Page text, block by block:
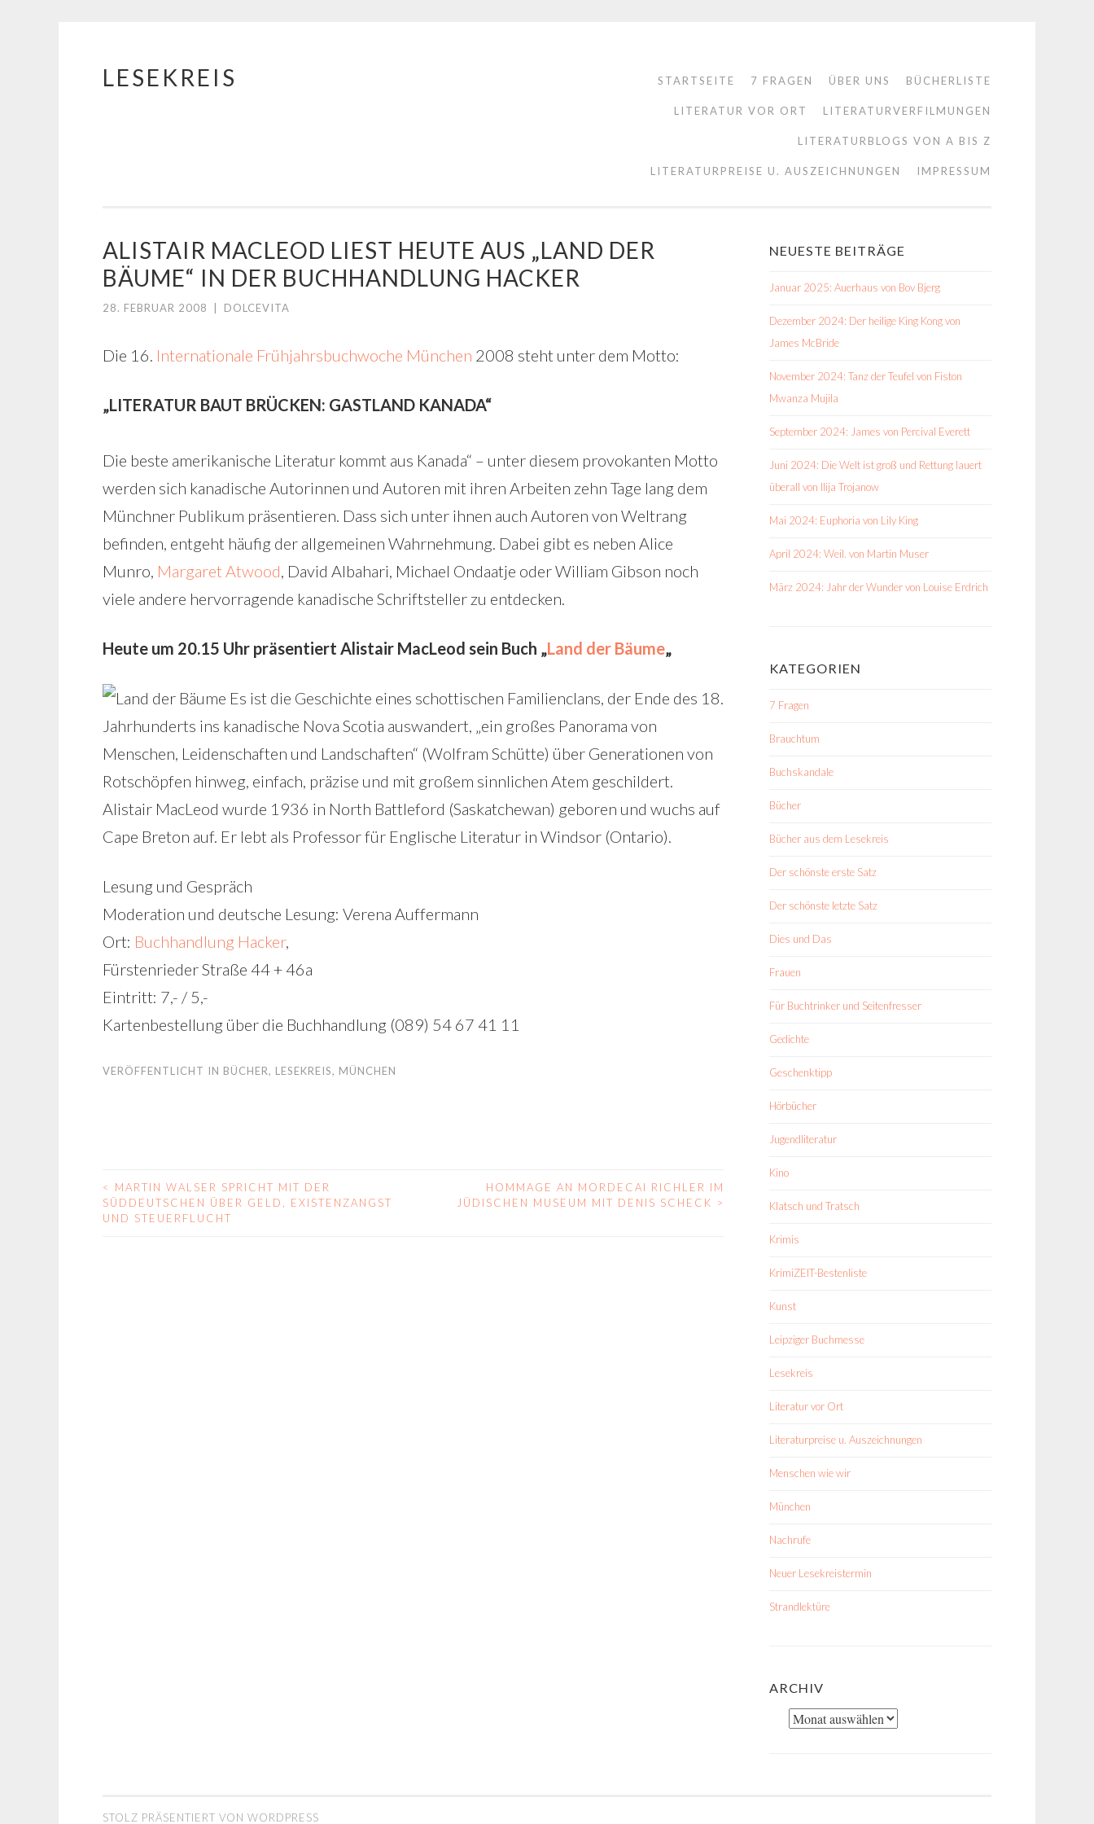
Springe
LESEKREIS STARTSEITE 7 FRAGEN ÜBER UNS BÜCHERLISTE
LITERATUR VOR ORT LITERATURVERFILMUNGEN
LITERATURBLOGS VON A BIS Z
LITERATURPREISE U. AUSZEICHNUNGEN IMPRESSUM
ALISTAIR MACLEOD LIEST HEUTE AUS „LAND DER
BÄUME“ IN DER BUCHHANDLUNG HACKER
28. FEBRUAR 2008 DOLCEVITA
Die 16. Internationale Frühjahrsbuchwoche München 2008 steht unter dem Motto:
„LITERATUR BAUT BRÜCKEN: GASTLAND KANADA“
Die beste amerikanische Literatur kommt aus Kanada“ – unter diesem provokanten Motto
werden sich kanadische Autorinnen und Autoren mit ihren Arbeiten zehn Tage lang dem
Münchner Publikum präsentieren. Dass sich unter ihnen auch Autoren von Weltrang
befinden, entgeht häufig der allgemeinen Wahrnehmung. Dabei gibt es neben Alice
Munro, Margaret Atwood, David Albahari, Michael Ondaatje oder William Gibson noch
viele andere hervorragende kanadische Schriftsteller zu entdecken.
Heute um 20.15 Uhr präsentiert Alistair MacLeod sein Buch „Land der Bäume„
Es ist die Geschichte eines schottischen Familienclans, der Ende des 18.
Jahrhunderts ins kanadische Nova Scotia auswandert, „ein großes Panorama von
Menschen, Leidenschaften und Landschaften“ (Wolfram Schütte) über Generationen von
Rotschöpfen hinweg, einfach, präzise und mit großem sinnlichen Atem geschildert.
Alistair MacLeod wurde 1936 in North Battleford (Saskatchewan) geboren und wuchs auf
Cape Breton auf. Er lebt als Professor für Englische Literatur in Windsor (Ontario).
Lesung und Gespräch
Moderation und deutsche Lesung: Verena Auffermann
Ort: Buchhandlung Hacker,
Fürstenrieder Straße 44 + 46a
Eintritt: 7,- / 5,-
Kartenbestellung über die Buchhandlung (089) 54 67 41 11
VERÖFFENTLICHT IN BÜCHER, LESEKREIS, MÜNCHEN
BEITRAGS-
<
MARTIN WALSER SPRICHT MIT DER
SÜDDEUTSCHEN ÜBER GELD, EXISTENZANGST
UND STEUERFLUCHT
HOMMAGE AN MORDECAI RICHLER IM
JÜDISCHEN MUSEUM MIT DENIS SCHECK >
NEUESTE BEITRÄGE
Januar 2025: Auerhaus von Bov Bjerg
Dezember 2024: Der heilige King Kong von
James McBride
November 2024: Tanz der Teufel von Fiston
Mwanza Mujila
September 2024: James von Percival Everett
Juni 2024: Die Welt ist groß und Rettung lauert
überall von Ilija Trojanow
Mai 2024: Euphoria von Lily King
April 2024: Weil. von Martin Muser
März 2024: Jahr der Wunder von Louise Erdrich
KATEGORIEN
7 Fragen
Brauchtum
Buchskandale
Bücher
Bücher aus dem Lesekreis
Der schönste erste Satz
Der schönste letzte Satz
Dies und Das
Frauen
Für Buchtrinker und Seitenfresser
Gedichte
Geschenktipp
Hörbücher
Jugendliteratur
Kino
Klatsch und Tratsch
Krimis
KrimiZEIT-Bestenliste
Kunst
Leipziger Buchmesse
Lesekreis
Literatur vor Ort
Literaturpreise u. Auszeichnungen
Menschen wie wir
München
Nachrufe
Neuer Lesekreistermin
Strandlektüre
ARCHIV
Archiv
STOLZ PRÄSENTIERT VON WORDPRESS